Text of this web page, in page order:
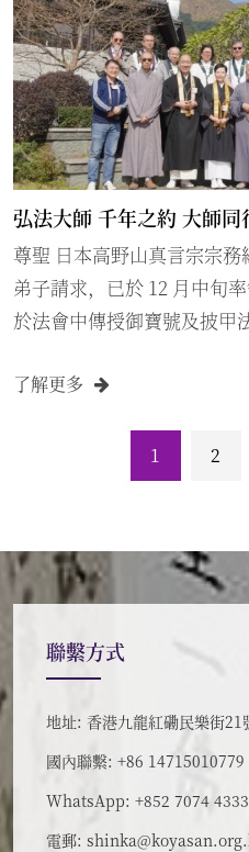
籌建改裝本院或尋覓新地方
大德們護持隨喜功德，早日
文至心迴向所有功德主，合
盡。 捐助善款方法： 1. 親身到本院 2. 支票繳款 請以
「Hong Kong Mission Of
名義抬頭支票並加劃線，然
寄地址：香港九龍紅磡土瓜灣道２
賬 請將金額入賬到「Hong
Rengejoin Temple Ltd」
916-0-002239-0，並將入數
弘法大師 千年之約 大師同
尊聖 日本高野山真言宗宗
弟子請求，已於 12 月中旬
於法會中傳授御寶號及披甲
寺 執行総務部長 長谷部 真道大僧正 高野山真
野山霊宝館長 山口文章大僧正 高野山真言宗総本山金
峯寺 翻譯 中島 龍範先生 高野山真言宗蓮華定院香港別院
活動啓動禮 暨參訪慈山寺
並共進午齋。 隨後參訪西方
擊以下連結﹕
https://www.flickr.com/
https://www.flickr.com/
https://www.flickr.com/
了解更多
1 2
聯繫方式
地址: 香港九龍紅磡民樂街
國內聯繫: +86 14715010779
WhatsApp: +852 7074 4333
電郵: